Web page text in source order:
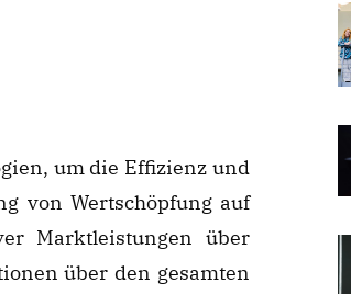
um die Effizienz und
von Wertschöpfung auf
Marktleistungen über
über den gesamten